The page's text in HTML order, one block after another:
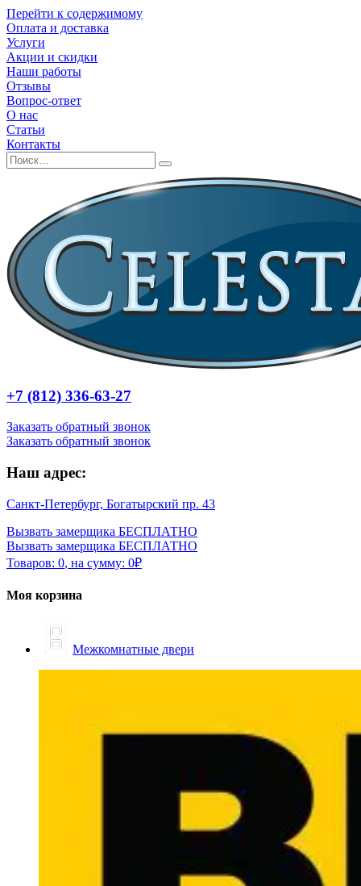
Перейти к содержимому
Оплата и доставка
Услуги
Акции и скидки
Наши работы
Отзывы
Вопрос-ответ
О нас
Статьи
Контакты
+7 (812) 336-63-27
Заказать обратный звонок
Заказать обратный звонок
Наш адрес:
Санкт-Петербург, Богатырский пр. 43
Вызвать замерщика БЕСПЛАТНО
Вызвать замерщика БЕСПЛАТНО
Товаров: 0, на сумму: 0₽
Моя корзина
Межкомнатные двери